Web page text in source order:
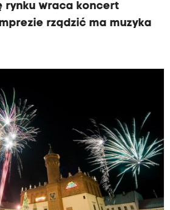
rynku wraca koncert
rządzić ma muzyka